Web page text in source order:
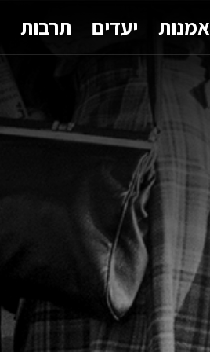
אמנות יעדים תרבות